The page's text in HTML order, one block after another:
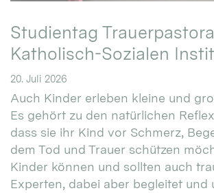
Studientag
Katholisch-Sozialen
20. Juli 2026
Auch Kinder erleben kleine und
Es gehört zu den natürlichen
dass sie ihr Kind vor Schmerz,
dem Tod und Trauer schützen
Kinder können und sollten auch
Experten, dabei aber begleitet und